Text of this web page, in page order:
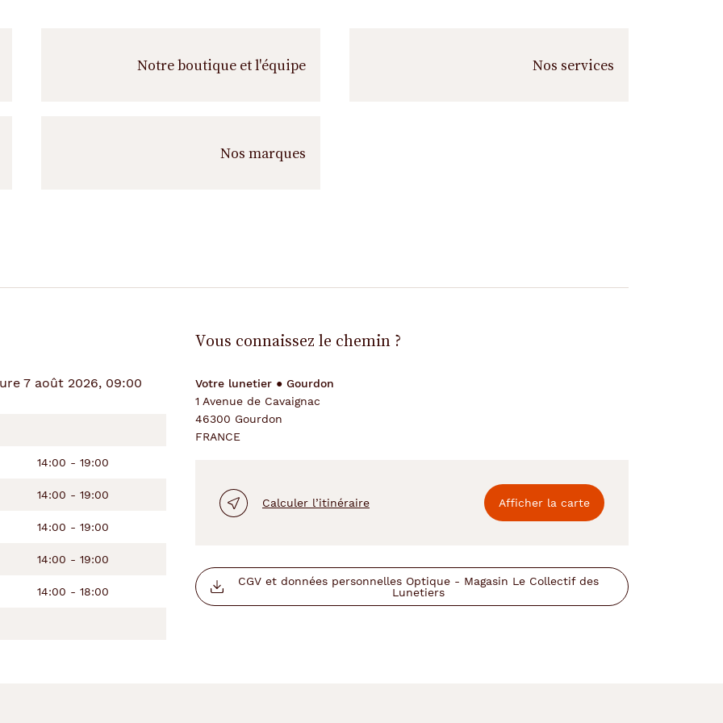
Notre boutique et l'équipe Nos services
Nos marques
7 août 2026, 09:00
14:00 - 19:00
14:00 - 19:00
14:00 - 19:00
14:00 - 19:00
14:00 - 18:00
Vous connaissez le chemin ?
Votre lunetier ● Gourdon
1 Avenue de Cavaignac
46300 Gourdon
FRANCE
Calculer l’itinéraire Afficher la carte
CGV et données personnelles Optique - Magasin Le Collectif des
Lunetiers